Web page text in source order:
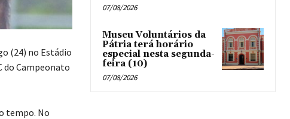
(24) no Estádio
do Campeonato
tempo. No
07/08/2026
Museu Voluntários da
Pátria terá horário
especial nesta segunda-
feira (10)
07/08/2026